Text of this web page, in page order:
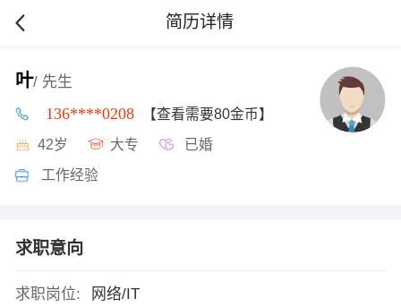
简历详情
叶/ 先生
136****0208 【查看需要80金币】
42岁 大专 已婚
工作经验
求职意向
求职岗位:
网络/IT